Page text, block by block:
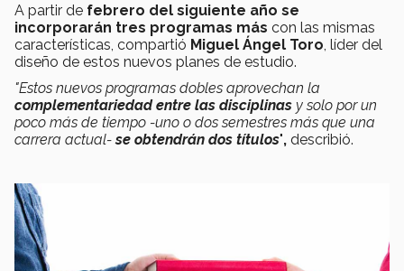
A partir de febrero del siguiente año se
incorporarán tres programas más con las mismas
características, compartió Miguel Ángel Toro , líder del
diseño de estos nuevos planes de estudio.
"Estos nuevos programas dobles aprovechan la
complementariedad entre las disciplinas y solo por un
poco más de tiempo -uno o dos semestres más que una
carrera actual-se obtendrán dos títulos", describió.